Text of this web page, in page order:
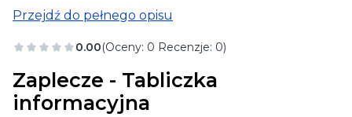
Przejdź do pełnego opisu
0.00(Oceny: 0 Recenzje: 0)
Zaplecze - Tabliczka
informacyjna